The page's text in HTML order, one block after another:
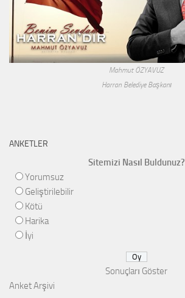
Mahmut ÖZYAVUZ
Harran Belediye Başkanı
ANKETLER
Sitemizi Nasıl Buldunuz?
Yorumsuz
Geliştirilebilir
Kötü
Harika
İyi
Sonuçları Göster
Anket Arşivi